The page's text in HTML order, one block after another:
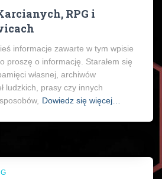
RPG i
informacje zawarte w tym wpisie
proszę o informację. Starałem się
własnej, archiwów
ludzkich, prasy czy innych
Dowiedz się więcej…